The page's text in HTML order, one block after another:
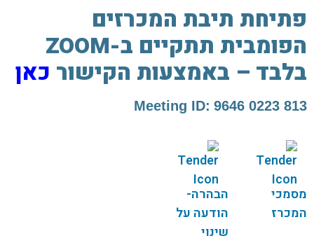
פתיחת תיבת המכרזים
הפומבית תתקיים ב-ZOOM
בלבד – באמצעות הקישור כאן
Meeting ID: 813 0223 9646
מסמכי
המכרז
הבהרה-
הודעה על
שינוי